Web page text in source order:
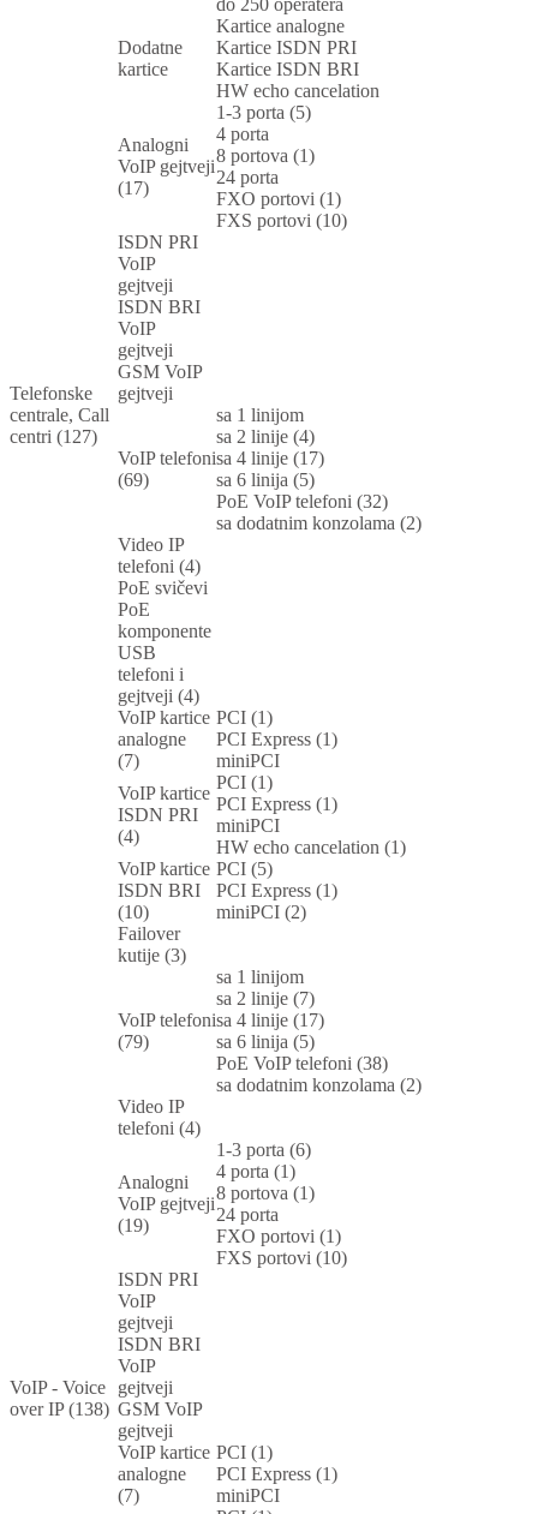
Telefonske
centrale, Call
centri (127)
do 250 operatera
Dodatne
kartice
Kartice analogne
Kartice ISDN PRI
Kartice ISDN BRI
HW echo cancelation
Analogni
VoIP gejtveji
(17)
1-3 porta (5)
4 porta
8 portova (1)
24 porta
FXO portovi (1)
FXS portovi (10)
ISDN PRI
VoIP
gejtveji
ISDN BRI
VoIP
gejtveji
GSM VoIP
gejtveji
VoIP telefoni
(69)
sa 1 linijom
sa 2 linije (4)
sa 4 linije (17)
sa 6 linija (5)
PoE VoIP telefoni (32)
sa dodatnim konzolama (2)
Video IP
telefoni (4)
PoE svičevi
PoE
komponente
USB
telefoni i
gejtveji (4)
VoIP kartice
analogne
(7)
PCI (1)
PCI Express (1)
miniPCI
VoIP kartice
ISDN PRI
(4)
PCI (1)
PCI Express (1)
miniPCI
HW echo cancelation (1)
VoIP kartice
ISDN BRI
(10)
PCI (5)
PCI Express (1)
miniPCI (2)
Failover
kutije (3)
VoIP - Voice
over IP (138)
VoIP telefoni
(79)
sa 1 linijom
sa 2 linije (7)
sa 4 linije (17)
sa 6 linija (5)
PoE VoIP telefoni (38)
sa dodatnim konzolama (2)
Video IP
telefoni (4)
Analogni
VoIP gejtveji
(19)
1-3 porta (6)
4 porta (1)
8 portova (1)
24 porta
FXO portovi (1)
FXS portovi (10)
ISDN PRI
VoIP
gejtveji
ISDN BRI
VoIP
gejtveji
GSM VoIP
gejtveji
VoIP kartice
analogne
(7)
PCI (1)
PCI Express (1)
miniPCI